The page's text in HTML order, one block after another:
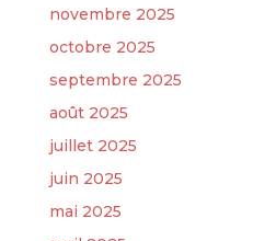
novembre 2025
octobre 2025
septembre 2025
août 2025
juillet 2025
juin 2025
mai 2025